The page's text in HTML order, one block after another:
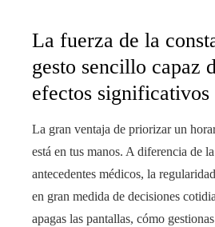
La fuerza de la
gesto sencillo capaz
efectos significativos
La gran ventaja de priorizar un
está en tus manos. A diferencia de
antecedentes médicos, la
en gran medida de decisiones
apagas las pantallas, cómo